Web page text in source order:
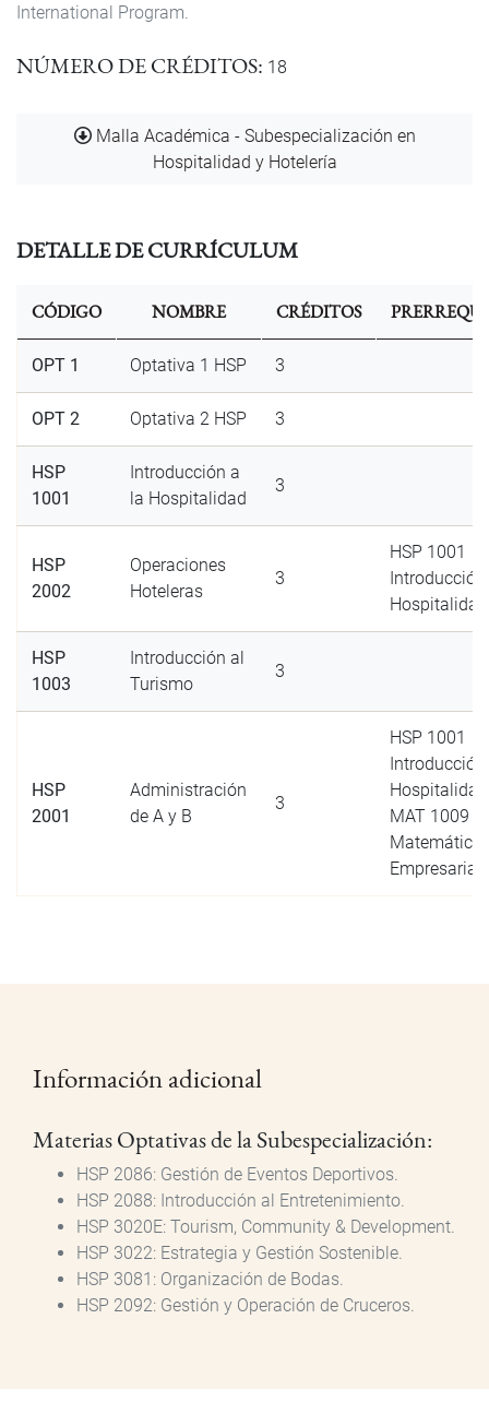
International Program.
NÚMERO DE CRÉDITOS 18
DocumentoMalla Académica - Subespecialización en
Hospitalidad y Hotelería
DETALLE DE CURRÍCULUM
CÓDIGO NOMBRE CRÉDITOS
OPT 1 Optativa 1 HSP 3
OPT 2 Optativa 2 HSP 3
HSP
1001
Introducción a
la Hospitalidad
3
HSP
2002
Operaciones
Hoteleras
3
HSP 1001
Hospitalidad
HSP
1003
Introducción al
Turismo
3
HSP
2001
Administración
de A y B
3
HSP 1001
Hospitalidad
MAT 1009
Matemática
Empresarial
Información adicional
Materias Optativas de la Subespecialización:
HSP 2086: Gestión de Eventos Deportivos.
HSP 2088: Introducción al Entretenimiento.
HSP 3020E: Tourism, Community & Development.
HSP 3022: Estrategia y Gestión Sostenible.
HSP 3081: Organización de Bodas.
HSP 2092: Gestión y Operación de Cruceros.